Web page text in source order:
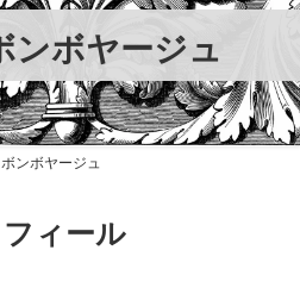
ンボヤージュ
ンボヤージュ
ィール